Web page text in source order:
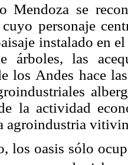
Mendoza se
personaje
instalado en
árboles, las
los Andes hace
la actividad
agroindustria
los oasis sólo